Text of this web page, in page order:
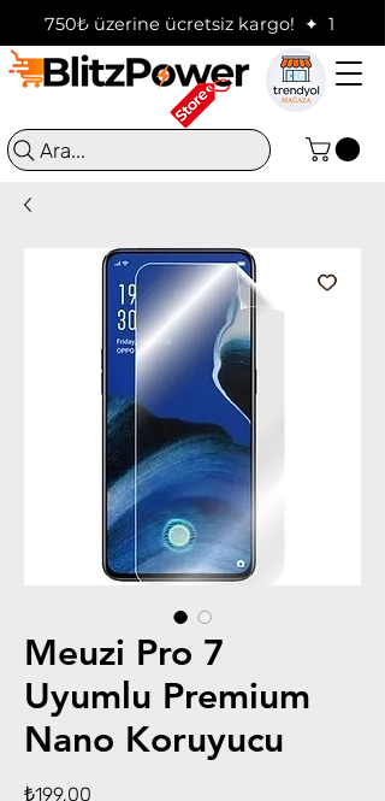
750₺ üzerine ücretsiz kargo!  ✦
Ara...
Meuzi Pro 7
Uyumlu Premium
Nano Koruyucu
₺199,00